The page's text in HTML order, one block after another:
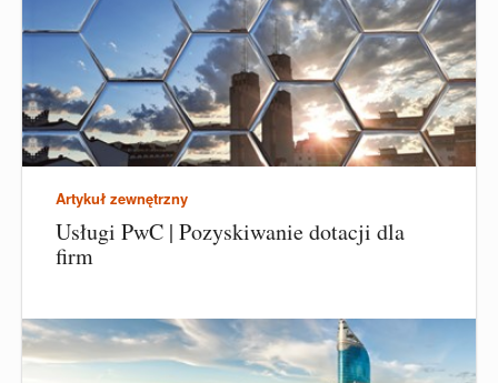
Artykuł zewnętrzny
Usługi PwC | Pozyskiwanie dotacji dla
firm